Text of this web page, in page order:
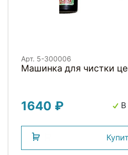
Арт. 5-300006
Машинка для чистки
1640 ₽ В